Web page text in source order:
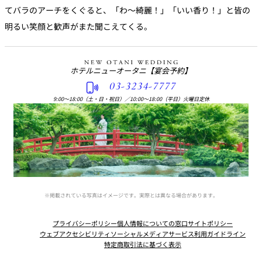
てバラのアーチをくぐると、「わ～綺麗！」「いい香り！」と皆の
明るい笑顔と歓声がまた聞こえてくる。
ホテルニューオータニ 【宴会予約】
03-3234-7777
9:00〜18:00（土・日・祝日） ／10:00〜18:00（平日）火曜日定休
※掲載されている写真はイメージです。実際とは異なる場合があります。
プライバシーポリシー個人情報についての窓口サイトポリシー
ウェブアクセシビリティソーシャルメディアサービス利用ガイドライン
特定商取引法に基づく表示